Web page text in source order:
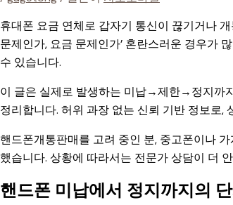
휴대폰 요금 연체로 갑자기 통신이 끊기거나
문제인가, 요금 문제인가’ 혼란스러운 경우가
수 있습니다.
이 글은 실제로 발생하는 미납→제한→정지까
정리합니다. 허위 과장 없는 신뢰 기반 정보로,
핸드폰개통판매를 고려 중인 분, 중고폰이나
했습니다. 상황에 따라서는 전문가 상담이 더
핸드폰 미납에서 정지까지의